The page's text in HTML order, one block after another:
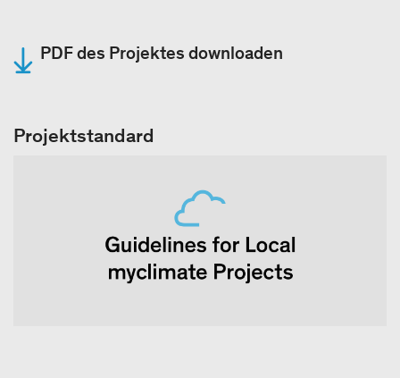
PDF des Projektes downloaden
Projektstandard